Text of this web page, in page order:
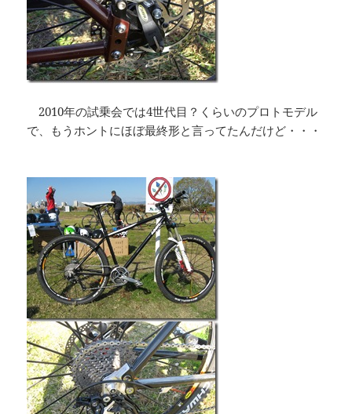
2010年の試乗会では4世代目？くらいのプロトモデル
で、もうホントにほぼ最終形と言ってたんだけど・・・